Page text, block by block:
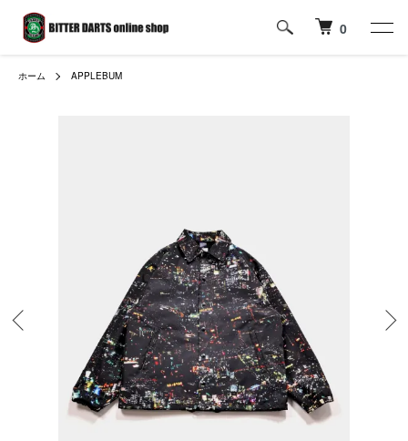
0
ホーム APPLEBUM